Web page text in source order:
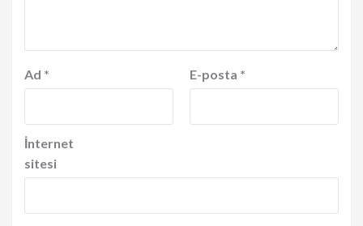
Ad * E-posta *
İnternet
sitesi